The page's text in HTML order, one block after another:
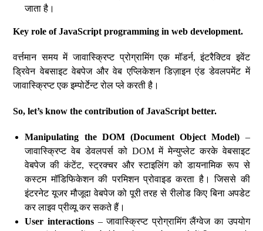
जाता है।
Key role of JavaScript programming in web development.
वर्त्तमान समय में जावास्क्रिप्ट प्रोग्रामिंग एक मॉडर्न, इंटरैक्टिव इवेंट
ड्रिवेन वेबसाइट वेबपेज और वेब एप्लिकेशन डिज़ाइन एंड डेवलपमेंट में
जावास्क्रिप्ट एक इम्पोर्टेन्ट रोल प्ले करती है।
So, let’s know the contribution of JavaScript better.
Manipulating the DOM (Document Object Model) –
जावास्क्रिप्ट वेब डेवलपर्स को DOM में मेन्युप्लेट करके वेबसाइट
वेबपेज की कंटेंट, स्ट्रक्चर और स्टाइलिंग को डायनामिक रूप से
कस्टम मॉडिफिकेशन की परमिशन प्रोवाइड करता है। जिससे की
इंटरनेट यूजर मौजूदा वेबपेज को पूरी तरह से रीलोड किए बिना अपडेट
कर लाइव प्रीव्यू कर सकते हैं।
User interactions – जावास्क्रिप्ट प्रोग्रामिंग लैंग्वेज का उपयोग